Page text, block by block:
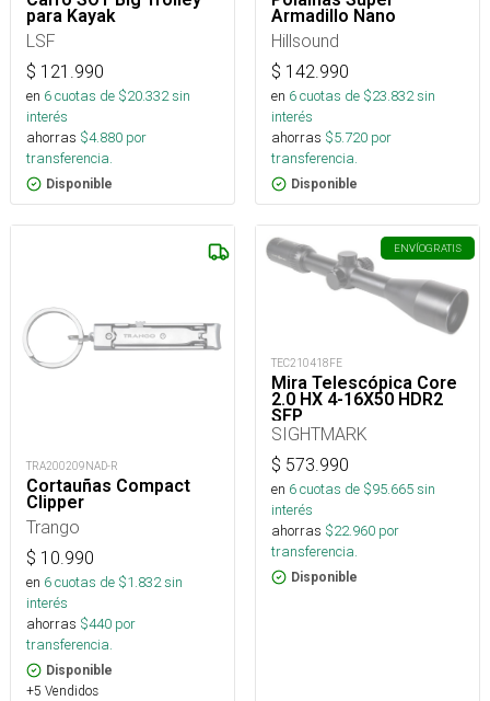
para Kayak
LSF
$ 121.990
en 6cuotas de $20.332sin
interés
ahorras $4.880 por
transferencia.
Disponible
Armadillo Nano
Hillsound
$ 142.990
en 6cuotas de $23.832sin
interés
ahorras $5.720 por
transferencia.
Disponible
TRA200209NAD-R
Cortauñas Compact
Clipper
Trango
$ 10.990
en 6cuotas de $1.832sin
interés
ahorras $440 por
transferencia.
Disponible
+5 Vendidos
ENVÍOGRATIS
TEC210418FE
Mira Telescópica Core
2.0 HX 4-16X50 HDR2
SFP
SIGHTMARK
$ 573.990
en 6cuotas de $95.665sin
interés
ahorras $22.960 por
transferencia.
Disponible